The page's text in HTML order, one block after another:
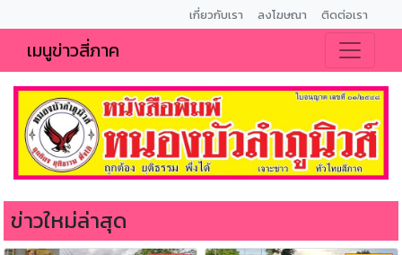
เกี่ยวกับเรา ลงโฆษณา ติดต่อเรา
เมนูข่าวสี่ภาค
ข่าวใหม่ล่าสุด